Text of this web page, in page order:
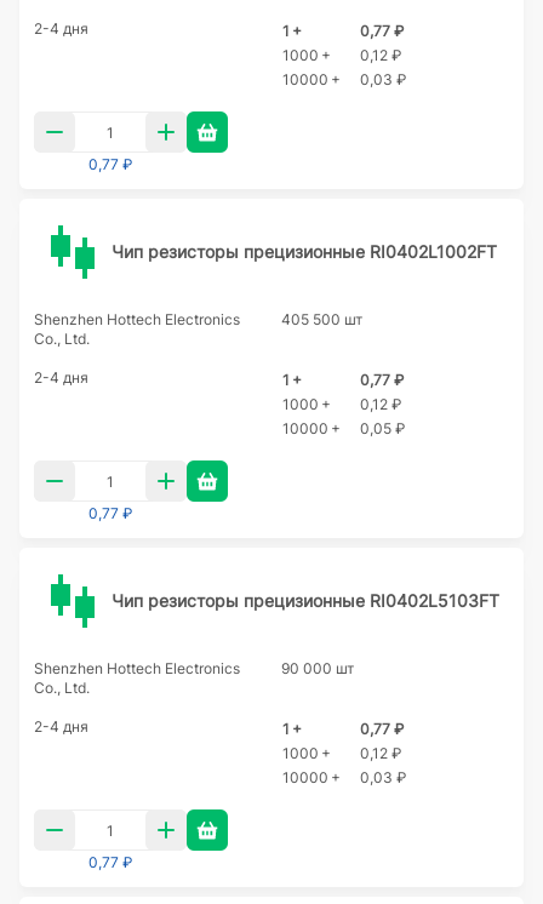
2-4 дня 1 +
0,77 ₽
1000 +
0,12 ₽
10000 +
0,03 ₽
0,77 ₽
Чип резисторы прецизионные RI0402L1002FT
Shenzhen Hottech Electronics
Co., Ltd.
405 500 шт
2-4 дня 1 +
0,77 ₽
1000 +
0,12 ₽
10000 +
0,05 ₽
0,77 ₽
Чип резисторы прецизионные RI0402L5103FT
Shenzhen Hottech Electronics
Co., Ltd.
90 000 шт
2-4 дня 1 +
0,77 ₽
1000 +
0,12 ₽
10000 +
0,03 ₽
0,77 ₽